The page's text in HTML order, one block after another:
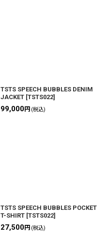
TSTS SPEECH BUBBLES DENIM
JACKET [TSTS022]
99,000円 (税込)
TSTS SPEECH BUBBLES POCKET
T-SHIRT [TSTS022]
27,500円 (税込)